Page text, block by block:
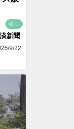
松戸
新聞
9/22